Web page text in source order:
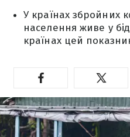
У країнах збройних
населення живе у
країнах цей